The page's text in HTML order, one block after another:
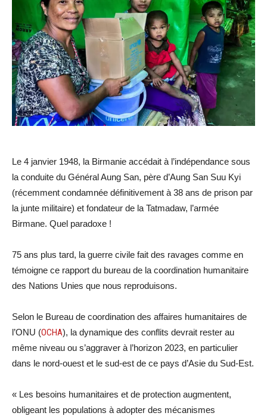
Le 4 janvier 1948, la Birmanie accédait à l’indépendance sous
la conduite du Général Aung San, père d’Aung San Suu Kyi
(récemment condamnée définitivement à 38 ans de prison par
la junte militaire) et fondateur de la Tatmadaw, l’armée
Birmane. Quel paradoxe !
75 ans plus tard, la guerre civile fait des ravages comme en
témoigne ce rapport du bureau de la coordination humanitaire
des Nations Unies que nous reproduisons.
Selon le Bureau de coordination des affaires humanitaires de
l’ONU (OCHA), la dynamique des conflits devrait rester au
même niveau ou s’aggraver à l’horizon 2023, en particulier
dans le nord-ouest et le sud-est de ce pays d’Asie du Sud-Est.
« Les besoins humanitaires et de protection augmentent,
obligeant les populations à adopter des mécanismes